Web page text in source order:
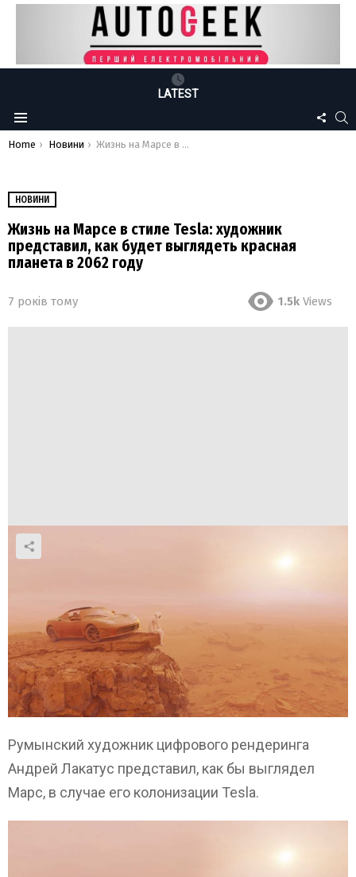
LATEST
Menu
US
You are here:
Home Новини Жизнь на Марсе в стиле Tesla: художник представил, как будет выглядеть красная планета в 2062 году
НОВИНИ
Жизнь на Марсе в стиле Tesla: художник
представил, как будет выглядеть красная
планета в 2062 году
7 років тому 1.5k Views
Румынский художник цифрового рендеринга
Андрей Лакатус представил, как бы выглядел
Марс, в случае его колонизации Tesla.